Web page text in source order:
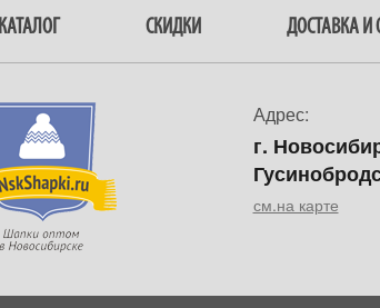
КАТАЛОГ СКИДКИ ДОСТАВКА И
Адрес:
г.
см.на карте